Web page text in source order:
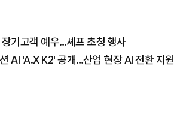
기고객 예우…셰프 초청 행사
AI 'A.X K2' 공개…산업 현장 AI 전환 지원